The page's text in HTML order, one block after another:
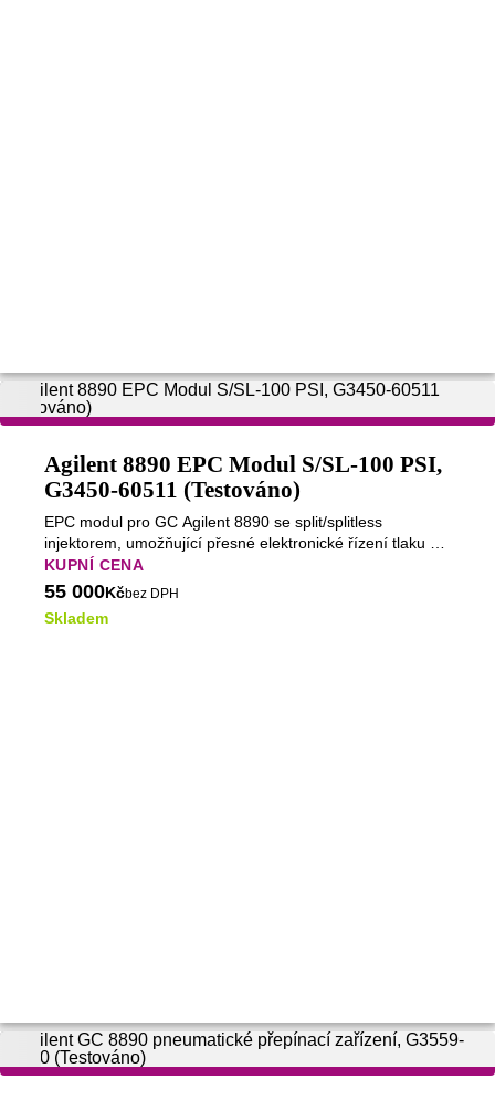
Agilent 8890 EPC Modul S/SL-100 PSI,
G3450-60511 (Testováno)
EPC modul pro GC Agilent 8890 se split/splitless
injektorem, umožňující přesné elektronické řízení tlaku do
100 PSI a stabilní, reprodukovatelné dávkování vzorků.
KUPNÍ CENA
55 000Kčbez DPH
Skladem